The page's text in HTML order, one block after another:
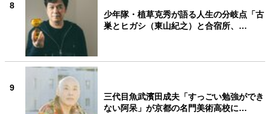
8
少年隊・植草克秀が語る人生の分岐点「古
巣とヒガシ（東山紀之）と合宿所、…
9
三代目魚武濱田成夫「すっごい勉強ができ
ない阿呆」が京都の名門美術高校に…